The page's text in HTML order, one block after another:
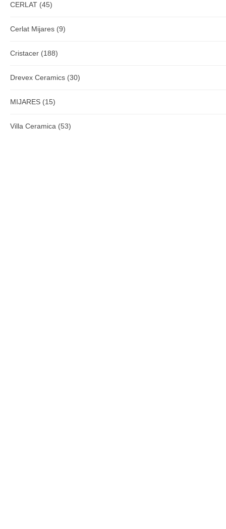
CERLAT (45)
Cerlat Mijares (9)
Cristacer (188)
Drevex Ceramics (30)
MIJARES (15)
Villa Ceramica (53)